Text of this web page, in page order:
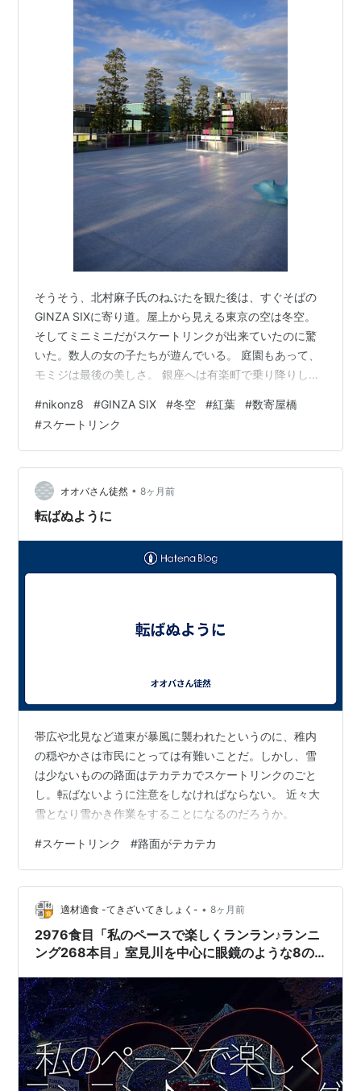
そうそう、北村麻子氏のねぶたを観た後は、すぐそばの
GINZA SIXに寄り道。屋上から見える東京の空は冬空。
そしてミニミニだがスケートリンクが出来ていたのに驚
いた。数人の女の子たちが遊んでいる。 庭園もあって、
モミジは最後の美しさ。 銀座へは有楽町で乗り降りして
目に宝くじ売り場に並ぶ行列を見ながら信号を待った。
2025/12/9撮影 Nikon Z8 写真(全般)ランキング ← ラン
キングに参加しています。ポチッと応援お願いします。
にほんブログ村← 村にもポチッと応援お願いします。
#nikonz8 #GINZA SIX #冬空 #紅葉 #数寄屋橋
#スケートリンク
オオバさん徒然 • 8ヶ月前
転ばぬように
帯広や北見など道東が暴風に襲われたというのに、稚内
の穏やかさは市民にとっては有難いことだ。しかし、雪
は少ないものの路面はテカテカでスケートリンクのごと
し。転ばないように注意をしなければならない。 近々大
雪となり雪かき作業をすることになるのだろうか。
#スケートリンク #路面がテカテカ
適材適食 -てきざいてきしょく- • 8ヶ月前
2976食目「私のペースで楽しくランラン♪ランニ
ング268本目」室見川を中心に眼鏡のような8の